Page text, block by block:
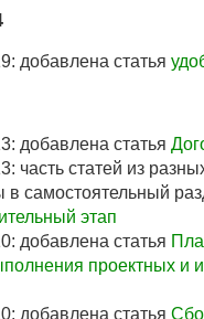
добавлена статья
добавлена статья
часть статей из
в самостоятельный
этап
добавлена статья
проектных и
добавлена статья